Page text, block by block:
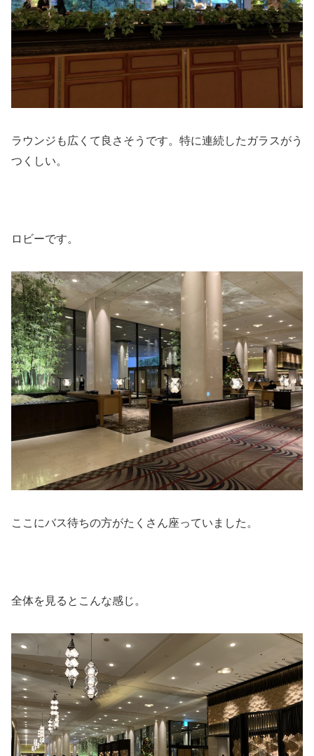
ラウンジも広くて良さそうです。特に連続したガラスがう
つくしい。
ロビーです。
ここにバス待ちの方がたくさん座っていました。
全体を見るとこんな感じ。